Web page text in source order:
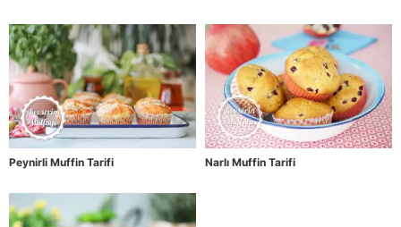
Peynirli Muffin Tarifi Narlı Muffin Tarifi